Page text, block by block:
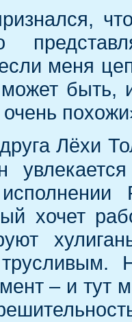
меня
быть,
Лёхи
хочет
– и тут